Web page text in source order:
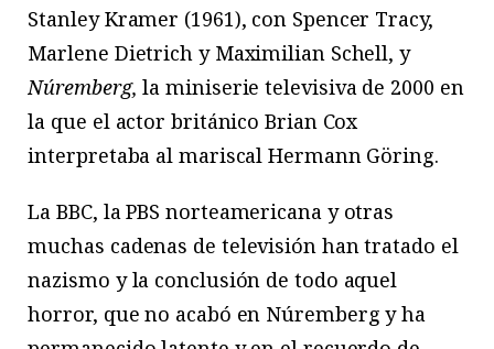
Stanley Kramer (1961), con Spencer Tracy,
Marlene Dietrich y Maximilian Schell, y
Núremberg,la miniserie televisiva de 2000 en
la que el actor británico Brian Cox
interpretaba al mariscal Hermann Göring.
La BBC, la PBS norteamericana y otras
muchas cadenas de televisión han tratado el
nazismo y la conclusión de todo aquel
horror, que no acabó en Núremberg y ha